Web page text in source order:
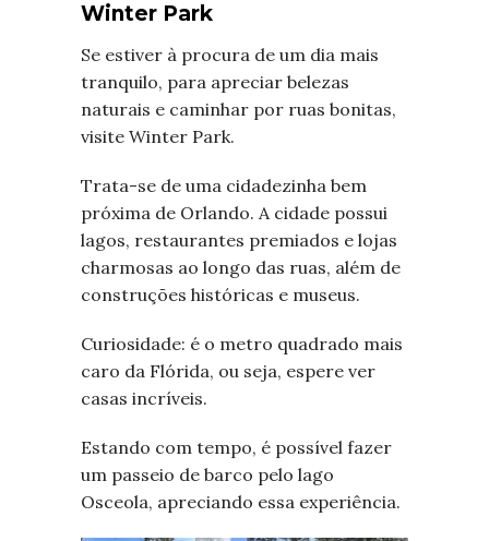
Winter Park
Se estiver à procura de um dia mais
tranquilo, para apreciar belezas
naturais e caminhar por ruas bonitas,
visite Winter Park.
Trata-se de uma cidadezinha bem
próxima de Orlando. A cidade possui
lagos, restaurantes premiados e lojas
charmosas ao longo das ruas, além de
construções históricas e museus.
Curiosidade: é o metro quadrado mais
caro da Flórida, ou seja, espere ver
casas incríveis.
Estando com tempo, é possível fazer
um passeio de barco pelo lago
Osceola, apreciando essa experiência.